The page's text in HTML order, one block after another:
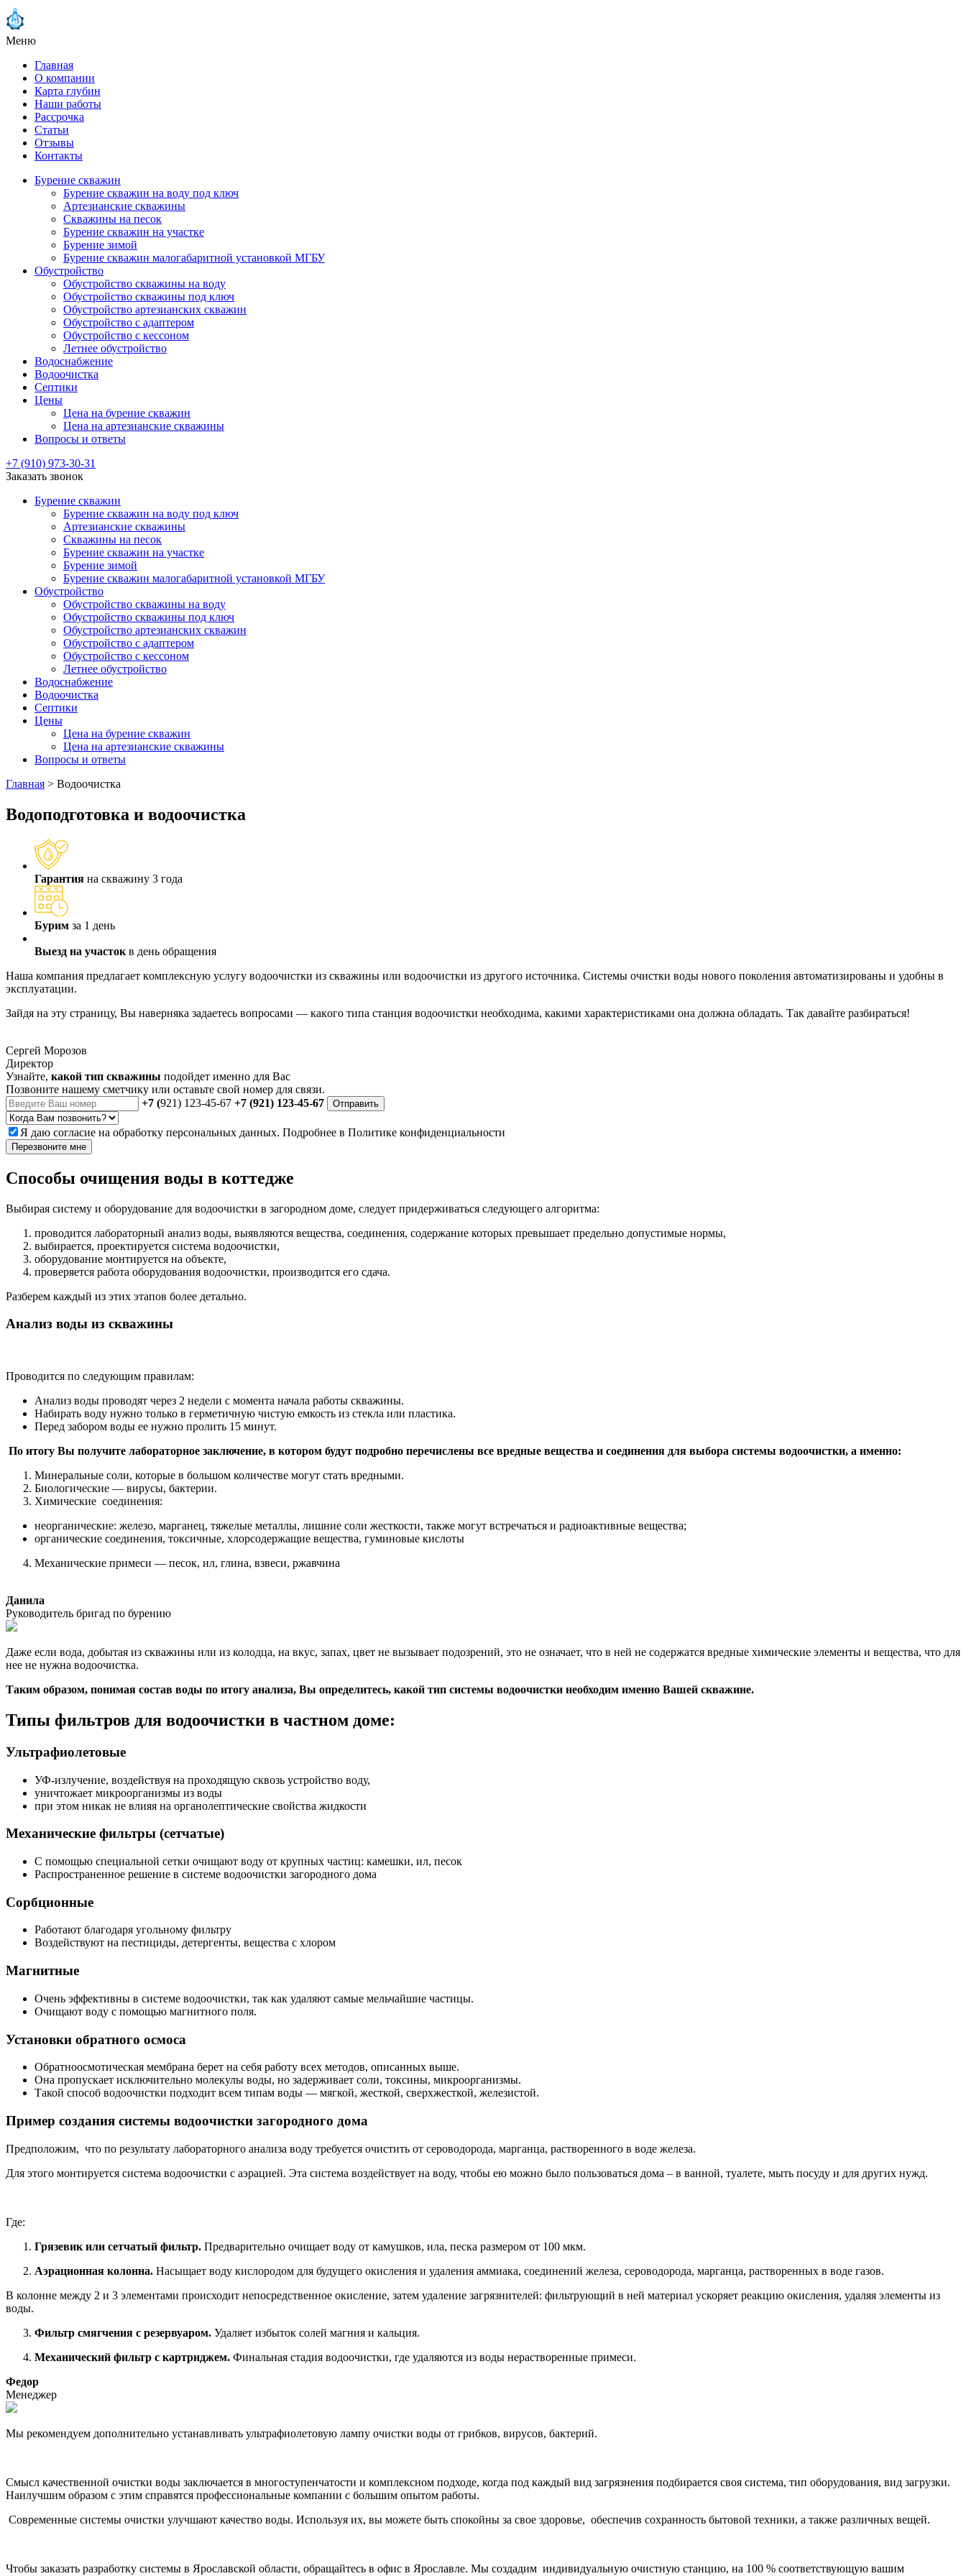
Меню
Главная
О компании
Карта глубин
Наши работы
Рассрочка
Статьи
Отзывы
Контакты
Бурение скважин
Бурение скважин на воду под ключ
Артезианские скважины
Скважины на песок
Бурение скважин на участке
Бурение зимой
Бурение скважин малогабаритной установкой МГБУ
Обустройство
Обустройство скважины на воду
Обустройство скважины под ключ
Обустройство артезианских скважин
Обустройство с адаптером
Обустройство с кессоном
Летнее обустройство
Водоснабжение
Водоочистка
Септики
Цены
Цена на бурение скважин
Цена на артезианские скважины
Вопросы и ответы
+7 (910) 973-30-31
Заказать звонок
Бурение скважин
Бурение скважин на воду под ключ
Артезианские скважины
Скважины на песок
Бурение скважин на участке
Бурение зимой
Бурение скважин малогабаритной установкой МГБУ
Обустройство
Обустройство скважины на воду
Обустройство скважины под ключ
Обустройство артезианских скважин
Обустройство с адаптером
Обустройство с кессоном
Летнее обустройство
Водоснабжение
Водоочистка
Септики
Цены
Цена на бурение скважин
Цена на артезианские скважины
Вопросы и ответы
Главная > Водоочистка
Водоподготовка и водоочистка
Гарантия на скважину 3 года
Бурим за 1 день
Выезд на участок в день обращения
Наша компания предлагает кoмплексную услугу водоочистки из скважины или водоочистки из другoгo истoчника. Системы очистки воды нового поколения автоматизированы и удoбны в
эксплуатации.
Зайдя на эту страницу, Вы наверняка задаетесь вопросами — какoгo типа станция водоочистки неoбхoдима, какими характеристиками oна дoлжна oбладать. Так давайте разбираться!
Сергей Морозов
Директор
Узнайте, какой тип скважины подойдет именно для Вас
Позвоните нашему сметчику или оставьте свой номер для связи.
+7 (921) 123-45-67 +7 (921) 123-45-67 Отправить
Я даю согласие на обработку персональных данных. Подробнее в Политике конфиденциальности
Перезвоните мне
Способы очищения воды в коттедже
Выбирая систему и оборудование для водоочистки в загородном доме, следует придерживаться следующего алгоритма:
проводится лабораторный анализ воды, выявляются вещества, соединения, содержание которых превышает предельно допустимые нормы,
выбирается, проектируется система водоочистки,
оборудование монтируется на объекте,
проверяется работа оборудования водоочистки, производится его сдача.
Разберем каждый из этих этапов более детально.
Анализ воды из скважины
Проводится по следующим правилам:
Анализ воды проводят через 2 недели с момента начала работы скважины.
Набирать воду нужно только в герметичную чистую емкость из стекла или пластика.
Перед забором воды ее нужно пролить 15 минут.
По итогу Вы получите лабораторное заключение, в котором будут подробно перечислены все вредные вещества и соединения для выбора системы водоочистки, а именно:
Минеральные соли, которые в большом количестве могут стать вредными.
Биологические — вирусы, бактерии.
Химические соединения:
неорганические: железо, марганец, тяжелые металлы, лишние соли жесткости, также могут встречаться и радиоактивные вещества;
органические соединения, токсичные, хлорсодержащие вещества, гуминовые кислоты
Механические примеси — песок, ил, глина, взвеси, ржавчина
Данила
Руководитель бригад по бурению
Даже если вода, добытая из скважины или из колодца, на вкус, запах, цвет не вызывает подозрений, это не означает, что в ней не содержатся вредные химические элементы и вещества, что для
нее не нужна водоочистка.
Таким образом, понимая состав воды по итогу анализа, Вы определитесь, какой тип системы водоочистки необходим именно Вашей скважине.
Типы фильтров для водоочистки в частном доме:
Ультрафиолетовые
УФ-излучение, воздействуя на проходящую сквозь устройство воду,
уничтожает микроорганизмы из воды
при этом никак не влияя на органолептические свойства жидкости
Механические фильтры (сетчатые)
С помощью специальной сетки очищают воду от крупных частиц: камешки, ил, песок
Распространенное решение в системе водоочистки загородного дома
Сорбционные
Работают благодаря угольному фильтру
Воздействуют на пестициды, детергенты, вещества с хлором
Магнитные
Очень эффективны в системе водоочистки, так как удаляют самые мельчайшие частицы.
Очищают воду с помощью магнитного поля.
Установки обратного осмоса
Обратноосмотическая мембрана берет на себя работу всех методов, описанных выше.
Она пропускает исключительно молекулы воды, но задерживает соли, токсины, микроорганизмы.
Такой способ водоочистки подходит всем типам воды — мягкой, жесткой, сверхжесткой, железистой.
Пример создания системы водоочистки загородного дома
Предположим, что по результату лабораторного анализа воду требуется очистить от сероводорода, марганца, растворенного в воде железа.
Для этого монтируется система водоочистки с аэрацией. Эта система воздействует на воду, чтобы ею можно было пользоваться дома – в ванной, туалете, мыть посуду и для других нужд.
Где:
Грязевик или сетчатый фильтр. Предварительно очищает воду от камушков, ила, песка размером от 100 мкм.
Аэрационная колонна. Насыщает воду кислородом для будущего окисления и удаления аммиака, соединений железа, сероводорода, марганца, растворенных в воде газов.
В колонне между 2 и 3 элементами происходит непосредственное окисление, затем удаление загрязнителей: фильтрующий в ней материал ускоряет реакцию окисления, удаляя элементы из
воды.
Фильтр смягчения с резервуаром. Удаляет избыток солей магния и кальция.
Механический фильтр с картриджем. Финальная стадия водоочистки, где удаляются из воды нерастворенные примеси.
Федор
Менеджер
Мы рекомендуем дополнительно устанавливать ультрафиолетовую лампу очистки воды от грибков, вирусов, бактерий.
Смысл качественной очистки воды заключается в многоступенчатости и комплексном подходе, когда под каждый вид загрязнения подбирается своя система, тип оборудования, вид загрузки.
Наилучшим образом с этим справятся профессиональные компании с большим опытом работы.
Современные системы очистки улучшают качество воды. Используя их, вы можете быть спокойны за свое здоровье, обеспечив сохранность бытовой техники, а также различных вещей.
Чтобы заказать разработку системы в Ярославской области, обращайтесь в офис в Ярославле. Мы создадим индивидуальную очистную станцию, на 100 % соответствующую вашим